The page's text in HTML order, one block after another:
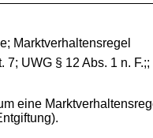
Marktverhaltensregel
UWG § 12 Abs. 1 n.
eine